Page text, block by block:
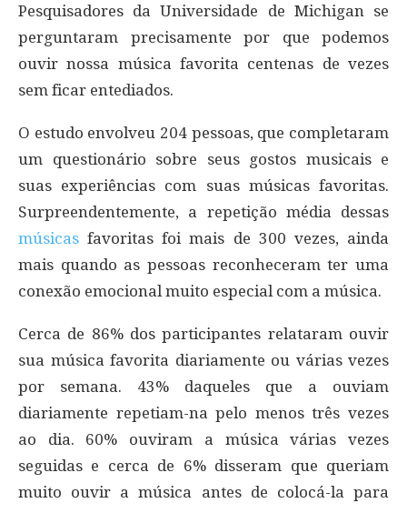
Pesquisadores da Universidade de Michigan se
perguntaram precisamente por que podemos
ouvir nossa música favorita centenas de vezes
sem ficar entediados.
O estudo envolveu 204 pessoas, que completaram
um questionário sobre seus gostos musicais e
suas experiências com suas músicas favoritas.
Surpreendentemente, a repetição média dessas
músicas favoritas foi mais de 300 vezes, ainda
mais quando as pessoas reconheceram ter uma
conexão emocional muito especial com a música.
Cerca de 86% dos participantes relataram ouvir
sua música favorita diariamente ou várias vezes
por semana. 43% daqueles que a ouviam
diariamente repetiam-na pelo menos três vezes
ao dia. 60% ouviram a música várias vezes
seguidas e cerca de 6% disseram que queriam
muito ouvir a música antes de colocá-la para